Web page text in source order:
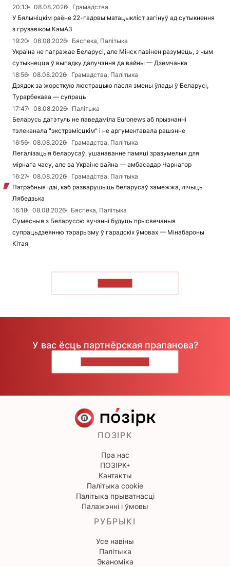
20:13
08.08.2026
Грамадства
У Бялыніцкім раёне 22-гадовы матацыкліст загінуў ад сутыкнення
з грузавіком КамАЗ
19:20
08.08.2026
Бяспека, Палітыка
Украіна не пагражае Беларусі, але Мінск павінен разумець, з чым
сутыкнецца ў выпадку далучэння да вайны — Дземчанка
18:56
08.08.2026
Грамадства, Палітыка
Дзядок за жорсткую люстрацыю пасля змены ўлады ў Беларусі,
Турарбекава — супраць
17:47
08.08.2026
Палітыка
Беларусь дагэтуль не паведаміла Euronews аб прызнанні
тэлеканала "экстрэмісцкім" і не аргументавала рашэнне
16:56
08.08.2026
Грамадства, Палітыка
Легалізацыя беларусаў, ушанаванне памяці зразумелыя для
мірнага часу, але ва Украіне вайна — амбасадар Чарнагор
16:27
08.08.2026
Грамадства, Палітыка
Патрэбныя ідэі, каб разварушыць беларусаў замежжа, лічыць
Лябедзька
16:18
08.08.2026
Бяспека, Палітыка
Сумесныя з Беларуссю вучэнні будуць прысвечаныя
супрацьдзеянню тэрарызму ў гарадскіх ўмовах — Мінабароны
Кітая
У вас ёсць партнёрская прапанова?
ПОЗІРК
Пра нас
ПОЗІРК+
Кантакты
Палітыка cookie
Палітыка прыватнасці
Палажэнні і ўмовы
РУБРЫКІ
Усе навіны
Палітыка
Эканоміка